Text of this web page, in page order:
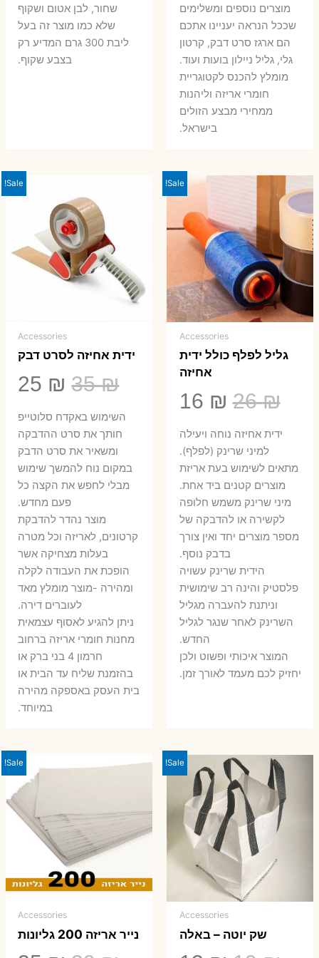
מוצרים נוספים ומשלימים
שככל הנראה יעניינו אתכם
הם ארגז סרט דבק, קרטון
גלי, גליל ניילון בועות ועוד.
מומלץ להכנס לקטוגריית
חומרי אריזה וליהנות
ממחירי מבצע הזולים
בישראל.
שחור, לבן אטום ושקוף
שלא כמו מוצר זה בעל
ליבת 300 גרם המדיע רק
בצבע שקוף.
Sale!
Accessories
גליל לפלף כולל ידית
אחיזה
26₪
המחיר
המקורי
היה:
26 ₪.
16 ₪
הנוכחי
ידית אחיזה נוחה ויעילה
למיני שרינק (לפלף).
מתאים לשימוש בעת אריזת
מוצרים קטנים ביד אחת.
​מיני שרינק משמש חלופה
לקשירה או להדבקה של
מספר מוצרים יחד ואין צורך
בדבק נוסף.
הידית שרינק עשויה
פלסטיק והינה רב שימושית
וניתנת להעברה מגליל
השרינק לאחר שנגר לגליל
החדש.
המוצר איכותי ופשוט ולכן
יחזיק לכם מעמד לאורך זמן.
Sale!
Accessories
ידית אחיזה לסרט דבק
35₪
המחיר
המקורי
היה:
35 ₪.
25 ₪
₪.
השימוש באקדח סלוטייפ
חותך את סרט ההדבקה
ומשאיר את סרט הדבק
במקום נוח להמשך שימוש
מבלי לחפש את הקצה כל
פעם מחדש.
מוצר נהדר להדבקת
קרטונים, לאריזה וכל מטרה
בעלות מצחיקה אשר
הופכת את העבודה לקלה
ומהירה -מוצר מומלץ מאד
לעוברים דירה.
ניתן להגיע לאסוף עצמאית
מחנות חומרי אריזה ברחוב
חרמון 4 בני ברק או
בהזמנת שליח עד הבית או
בית העסק באספקה מהירה
במיוחד.
Sale!
Accessories
שק יוטה – באלה
Sale!
Accessories
נייר אריזה 200 גליונות